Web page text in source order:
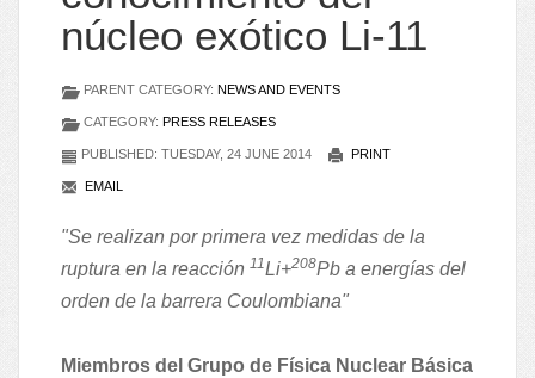
núcleo exótico Li-11
PARENT CATEGORY: NEWS AND EVENTS
CATEGORY: PRESS RELEASES
PUBLISHED: TUESDAY, 24 JUNE 2014 PRINT
EMAIL
"Se realizan por primera vez medidas de la
ruptura en la reacción 11Li+208Pb a energías del
orden de la barrera Coulombiana"
Miembros del Grupo de Física Nuclear Básica